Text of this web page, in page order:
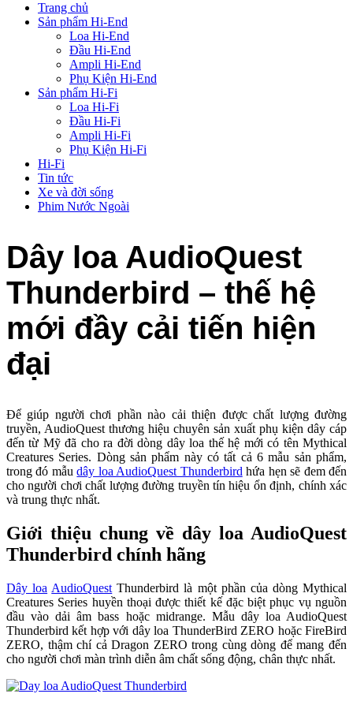
Trang chủ
Sản phẩm Hi-End
Loa Hi-End
Đầu Hi-End
Ampli Hi-End
Phụ Kiện Hi-End
Sản phẩm Hi-Fi
Loa Hi-Fi
Đầu Hi-Fi
Ampli Hi-Fi
Phụ Kiện Hi-Fi
Hi-Fi
Tin tức
Xe và đời sống
Phim Nước Ngoài
Dây loa AudioQuest
Thunderbird – thế hệ
mới đầy cải tiến hiện
đại
Để giúp người chơi phần nào cải thiện được chất lượng đường
truyền, AudioQuest thương hiệu chuyên sản xuất phụ kiện dây cáp
đến từ Mỹ đã cho ra đời dòng dây loa thế hệ mới có tên Mythical
Creatures Series. Dòng sản phẩm này có tất cả 6 mẫu sản phẩm,
trong đó mẫudây loa AudioQuest Thunderbird hứa hẹn sẽ đem đến
cho người chơi chất lượng đường truyền tín hiệu ổn định, chính xác
và trung thực nhất.
Giới thiệu chung về dây loa AudioQuest
Thunderbird chính hãng
Dây loa AudioQuest Thunderbird là một phần của dòng Mythical
Creatures Series huyền thoại được thiết kế đặc biệt phục vụ nguồn
đầu vào dải âm bass hoặc midrange. Mẫu dây loa AudioQuest
Thunderbird kết hợp với dây loa ThunderBird ZERO hoặc FireBird
ZERO, thậm chí cả Dragon ZERO trong cùng dòng để mang đến
cho người chơi màn trình diễn âm chất sống động, chân thực nhất.